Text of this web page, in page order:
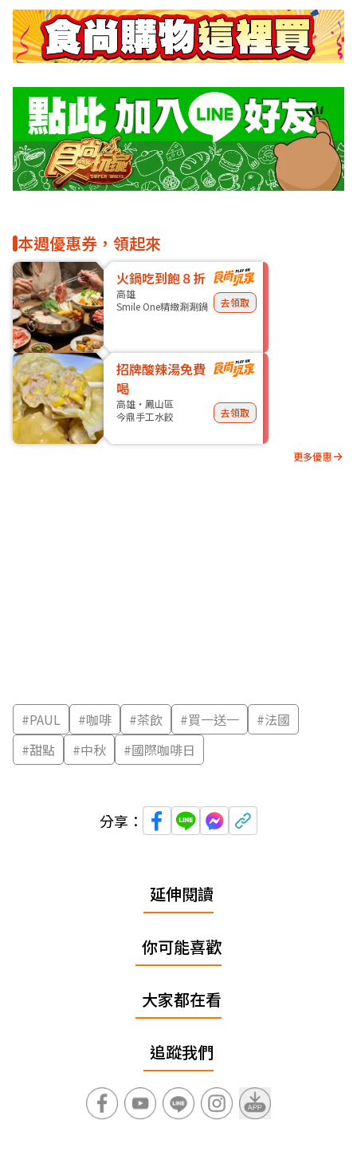
本週優惠券，領起來
火鍋吃到飽８折
高雄
Smile One精緻涮涮鍋
去領取
招牌酸辣湯免費
喝
高雄・鳳山區
今鼎手工水餃
去領取
更多優惠
#PAUL #咖啡 #茶飲 #買一送一 #法國
#甜點 #中秋 #國際咖啡日
分享：
延伸閱讀
你可能喜歡
大家都在看
追蹤我們